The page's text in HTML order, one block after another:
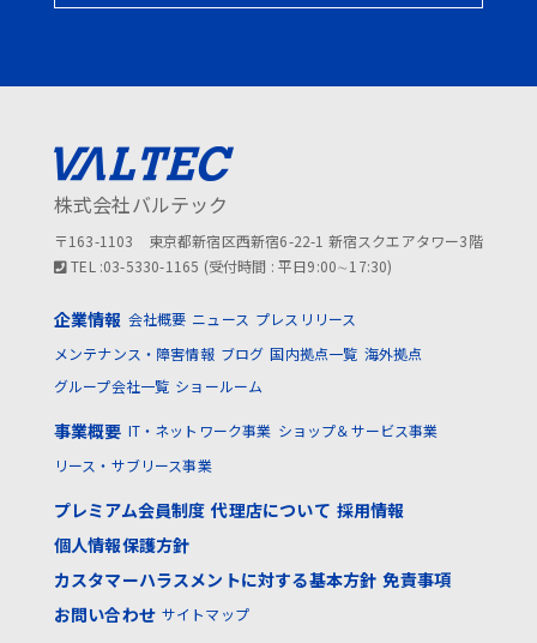
株式会社バルテック
〒163-1103 東京都新宿区西新宿6-22-1 新宿スクエアタワー3階
TEL :03-5330-1165 (受付時間 : 平日9:00∼17:30)
企業情報 会社概要 ニュース プレスリリース
メンテナンス・障害情報 ブログ 国内拠点一覧 海外拠点
グループ会社一覧 ショールーム
事業概要 IT・ネットワーク事業 ショップ＆サービス事業
リース・サブリース事業
プレミアム会員制度 代理店について 採用情報
個人情報保護方針
カスタマーハラスメントに対する基本方針 免責事項
お問い合わせ サイトマップ